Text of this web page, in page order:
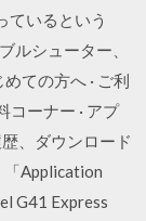
ているという
ルシューター、
ての方へ · ご利
コーナー · アプ
、ダウンロード
「Application
G41 Express